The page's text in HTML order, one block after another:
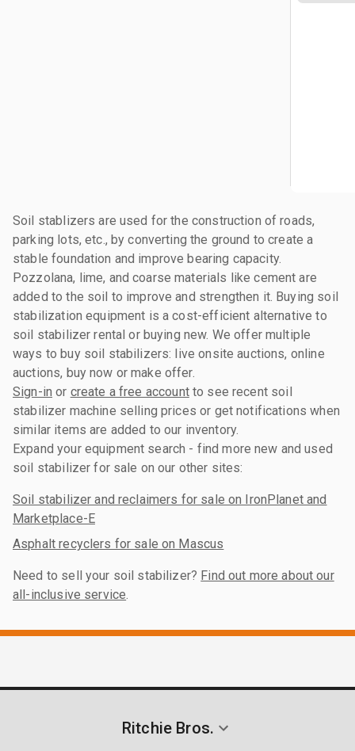
Soil stablizers are used for the construction of roads,
parking lots, etc., by converting the ground to create a
stable foundation and improve bearing capacity.
Pozzolana, lime, and coarse materials like cement are
added to the soil to improve and strengthen it. Buying soil
stabilization equipment is a cost-efficient alternative to
soil stabilizer rental or buying new. We offer multiple
ways to buy soil stabilizers: live onsite auctions, online
auctions, buy now or make offer.
Sign-in or create a free accountto see recent soil
stabilizer machine selling prices or get notifications when
similar items are added to our inventory.
Expand your equipment search - find more new and used
soil stabilizer for sale on our other sites:
Soil stabilizer and reclaimers for sale on IronPlanet and
Marketplace-E
Asphalt recyclers for sale on Mascus
Need to sell your soil stabilizer? Find out more about our
all-inclusive service.
Ritchie Bros.